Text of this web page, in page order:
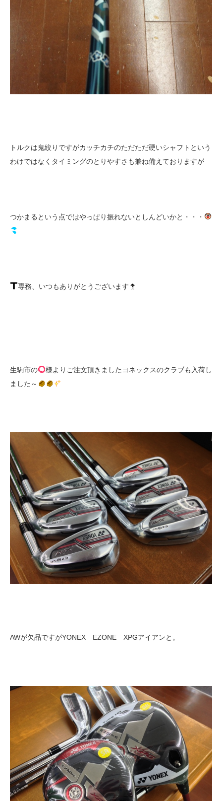
トルクは鬼絞りですがカッチカチのただただ硬いシャフトという
わけではなくタイミングのとりやすさも兼ね備えておりますが
つかまるという点ではやっぱり振れないとしんどいかと・・・
専務、いつもありがとうございます
生駒市の
様よりご注文頂きましたヨネックスのクラブも入荷し
ました～
AWが欠品ですがYONEX EZONE XPGアイアンと。